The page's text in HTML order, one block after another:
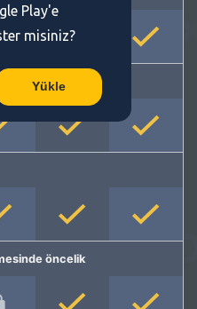
öncelik
Play'e
misiniz?
Yükle